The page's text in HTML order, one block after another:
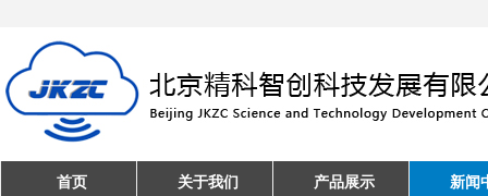
首页 关于我们 产品展示 新闻